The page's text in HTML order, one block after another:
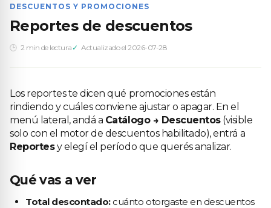
DESCUENTOS Y PROMOCIONES
Reportes de descuentos
2 min de lectura Actualizado el 2026-07-28
Los reportes te dicen qué promociones están
rindiendo y cuáles conviene ajustar o apagar. En el
menú lateral, andá a Catálogo → Descuentos(visible
solo con el motor de descuentos habilitado), entrá a
Reportesy elegí el período que querés analizar.
Qué vas a ver
Total descontado:cuánto otorgaste en descuentos